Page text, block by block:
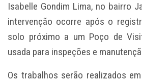
Isabelle Gondim Lima, no bairro
intervenção ocorre após o
solo próximo a um Poço de
usada para inspeções e
Os trabalhos serão realizados